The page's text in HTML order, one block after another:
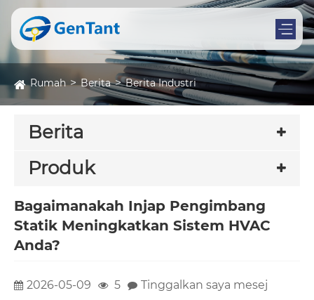
Rumah Berita Berita Industri
Berita
Produk
Bagaimanakah Injap Pengimbang
Statik Meningkatkan Sistem HVAC
Anda?
2026-05-09 5
Tinggalkan saya mesej